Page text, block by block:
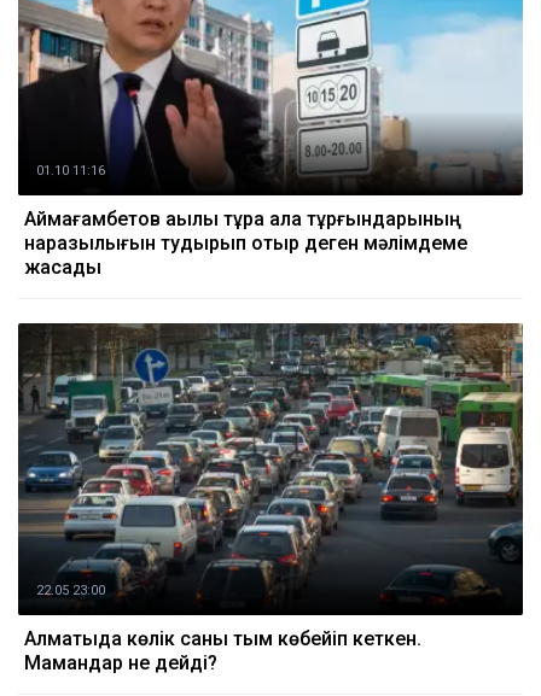
01.10 11:16
Аймағамбетов ақылы тұрақ қала тұрғындарының
наразылығын тудырып отыр деген мәлімдеме
жасады
22.05 23:00
Алматыда көлік саны тым көбейіп кеткен.
Мамандар не дейді?